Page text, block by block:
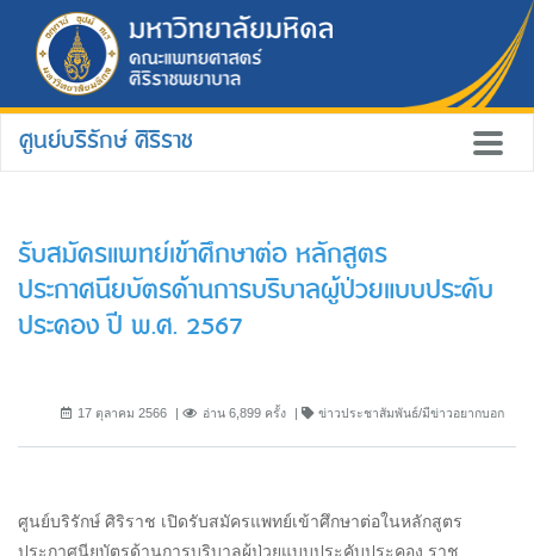
ศูนย์บริรักษ์ ศิริราช
รับสมัครแพทย์เข้าศึกษาต่อ หลักสูตร
ประกาศนียบัตรด้านการบริบาลผู้ป่วยแบบประคับ
ประคอง ปี พ.ศ. 2567
17 ตุลาคม 2566 อ่าน 6,899 ครั้ง ข่าวประชาสัมพันธ์/มีข่าวอยากบอก
ศูนย์บริรักษ์ ศิริราช เปิดรับสมัครแพทย์เข้าศึกษาต่อในหลักสูตร
ประกาศนียบัตรด้านการบริบาลผู้ป่วยแบบประคับประคอง ราช